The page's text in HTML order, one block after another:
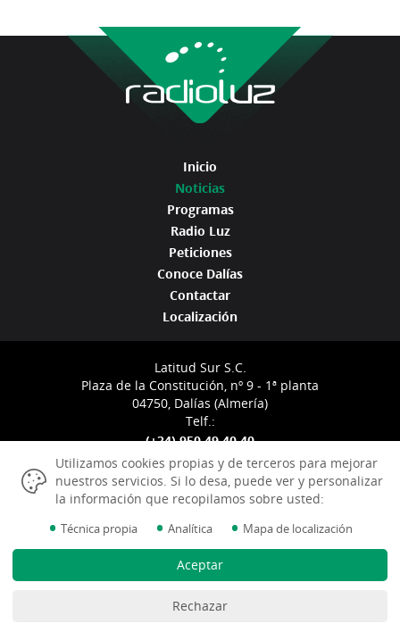
Inicio
Noticias
Programas
Radio Luz
Peticiones
Conoce Dalías
Contactar
Localización
Latitud Sur S.C.
Plaza de la Constitución, nº 9 - 1ª planta
04750, Dalías (Almería)
Telf.:
(+34) 950 49 40 40
info@radioluzdalias.com
Aviso Legal
Política de Cookies
Datos Identificativos
Utilizamos cookies propias y de terceros para mejorar
nuestros servicios. Si lo desa, puede ver y personalizar
la información que recopilamos sobre usted:
• Técnica propia • Analítica • Mapa de localización
Aceptar
Rechazar